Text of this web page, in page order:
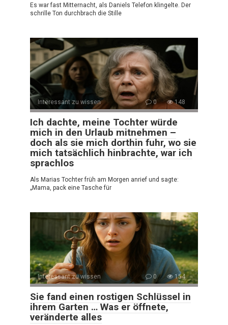
Es war fast Mitternacht, als Daniels Telefon klingelte. Der
schrille Ton durchbrach die Stille
Interessant zu wissen 0 148
Ich dachte, meine Tochter würde
mich in den Urlaub mitnehmen –
doch als sie mich dorthin fuhr, wo sie
mich tatsächlich hinbrachte, war ich
sprachlos
Als Marias Tochter früh am Morgen anrief und sagte:
„Mama, pack eine Tasche für
Interessant zu wissen 0 154
Sie fand einen rostigen Schlüssel in
ihrem Garten … Was er öffnete,
veränderte alles